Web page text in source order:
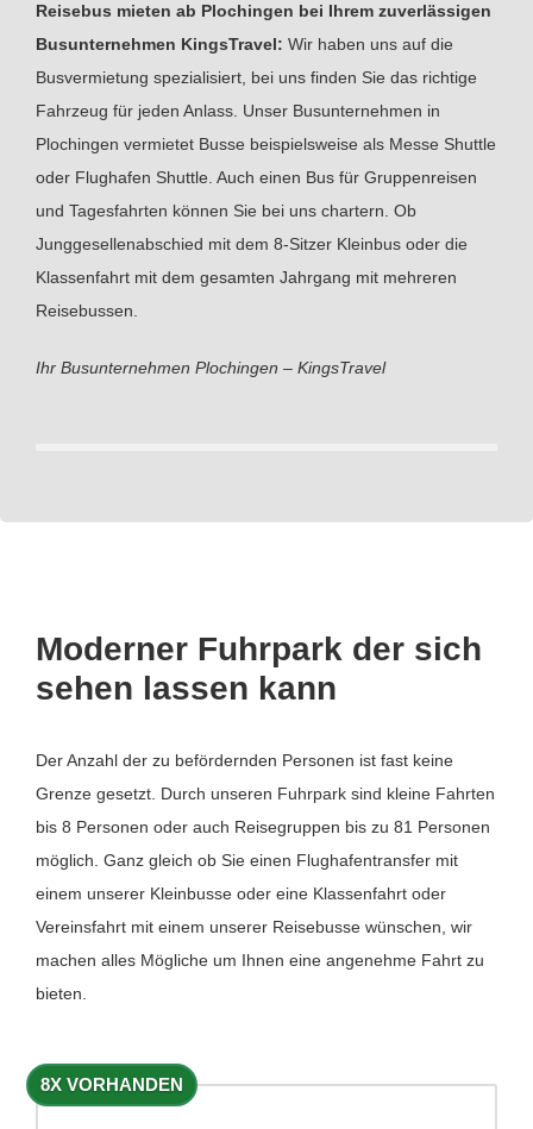
Reisebus mieten ab Plochingen bei Ihrem zuverlässigen
Busunternehmen KingsTravel: Wir haben uns auf die
Busvermietung spezialisiert, bei uns finden Sie das richtige
Fahrzeug für jeden Anlass. Unser Busunternehmen in
Plochingen vermietet Busse beispielsweise als Messe Shuttle
oder Flughafen Shuttle. Auch einen Bus für Gruppenreisen
und Tagesfahrten können Sie bei uns chartern. Ob
Junggesellenabschied mit dem 8-Sitzer Kleinbus oder die
Klassenfahrt mit dem gesamten Jahrgang mit mehreren
Reisebussen.
Ihr Busunternehmen Plochingen – KingsTravel
Moderner Fuhrpark der sich
sehen lassen kann
Der Anzahl der zu befördernden Personen ist fast keine
Grenze gesetzt. Durch unseren Fuhrpark sind kleine Fahrten
bis 8 Personen oder auch Reisegruppen bis zu 81 Personen
möglich. Ganz gleich ob Sie einen Flughafentransfer mit
einem unserer Kleinbusse oder eine Klassenfahrt oder
Vereinsfahrt mit einem unserer Reisebusse wünschen, wir
machen alles Mögliche um Ihnen eine angenehme Fahrt zu
bieten.
8X VORHANDEN